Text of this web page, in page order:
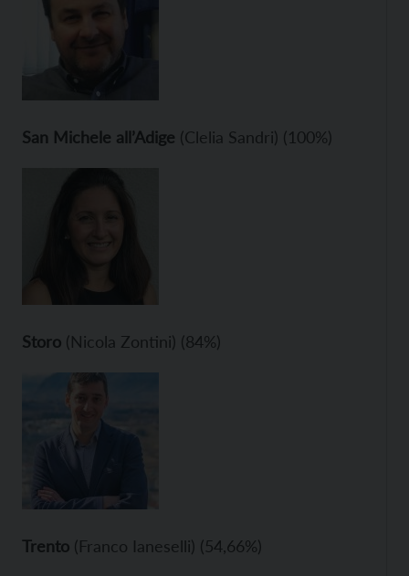
San Michele all’Adige (Clelia Sandri) (100%)
Storo (Nicola Zontini) (84%)
Trento (Franco Ianeselli) (54,66%)